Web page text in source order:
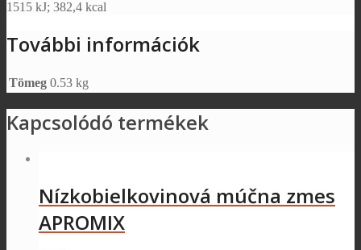
1515 kJ; 382,4 kcal
További információk
Tömeg 0.53 kg
Kapcsolódó termékek
Nízkobielkovinová múčna zmes
APROMIX